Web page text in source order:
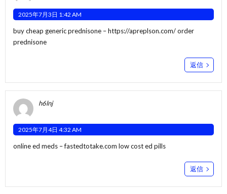
2025年7月3日 1:42 AM
buy cheap generic prednisone –https://apreplson.com/order
prednisone
返信
h6lnj
2025年7月4日 4:32 AM
online ed meds –fastedtotake.com low cost ed pills
返信